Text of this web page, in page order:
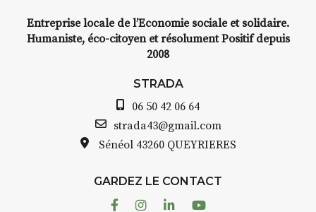
Entreprise locale de l’Economie sociale et solidaire.
Humaniste, éco-citoyen et résolument Positif depuis
2008
STRADA
06 50 42 06 64
strada43@gmail.com
Sénéol 43260 QUEYRIERES
GARDEZ LE CONTACT
FacebookInstagram
LinkedinYoutube